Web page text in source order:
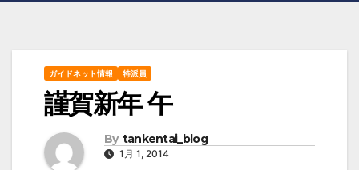
ガイドネット情報 特派員
謹賀新年 午
By tankentai_blog
1月 1, 2014